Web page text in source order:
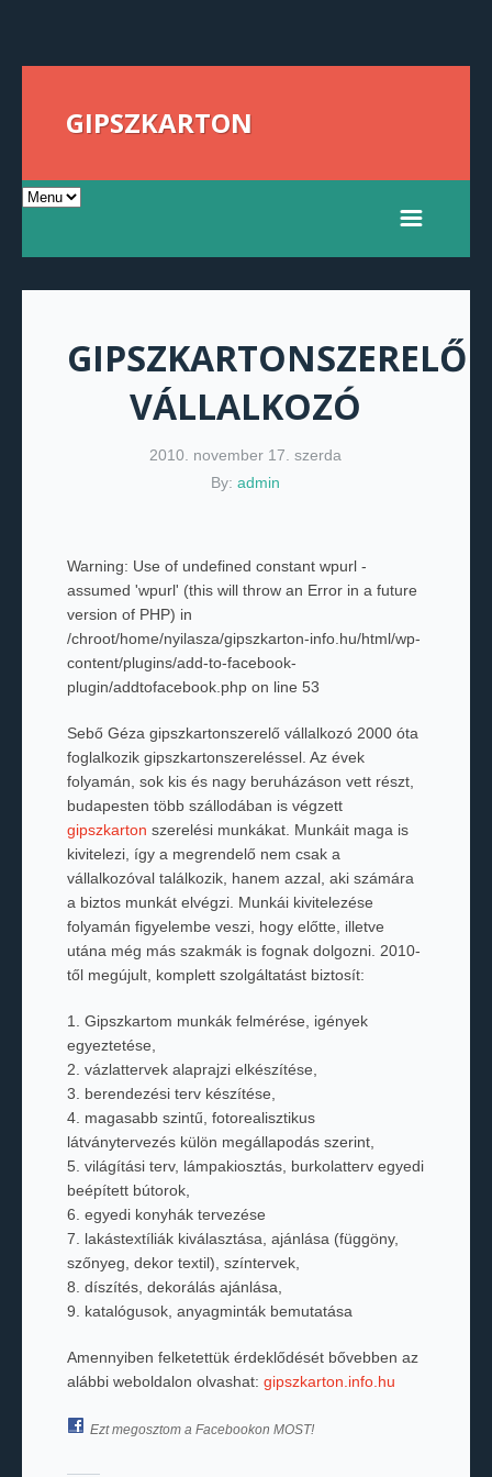
GIPSZKARTON
GIPSZKARTONSZERELŐ
VÁLLALKOZÓ
2010. november 17. szerda
By:admin
Warning: Use of undefined constant wpurl -
assumed 'wpurl' (this will throw an Error in a future
version of PHP) in
/chroot/home/nyilasza/gipszkarton-info.hu/html/wp-
content/plugins/add-to-facebook-
plugin/addtofacebook.phpon line 53
Sebő Géza gipszkartonszerelő vállalkozó 2000 óta
foglalkozik gipszkartonszereléssel. Az évek
folyamán, sok kis és nagy beruházáson vett részt,
budapesten több szállodában is végzett
gipszkarton szerelési munkákat. Munkáit maga is
kivitelezi, így a megrendelő nem csak a
vállalkozóval találkozik, hanem azzal, aki számára
a biztos munkát elvégzi. Munkái kivitelezése
folyamán figyelembe veszi, hogy előtte, illetve
utána még más szakmák is fognak dolgozni. 2010-
től megújult, komplett szolgáltatást biztosít:
1. Gipszkartom munkák felmérése, igények
egyeztetése,
2. vázlattervek alaprajzi elkészítése,
3. berendezési terv készítése,
4. magasabb szintű, fotorealisztikus
látványtervezés külön megállapodás szerint,
5. világítási terv, lámpakiosztás, burkolatterv egyedi
beépített bútorok,
6. egyedi konyhák tervezése
7. lakástextíliák kiválasztása, ajánlása (függöny,
szőnyeg, dekor textil), színtervek,
8. díszítés, dekorálás ajánlása,
9. katalógusok, anyagminták bemutatása
Amennyiben felketettük érdeklődését bővebben az
alábbi weboldalon olvashat: gipszkarton.info.hu
Ezt megosztom a Facebookon MOST!